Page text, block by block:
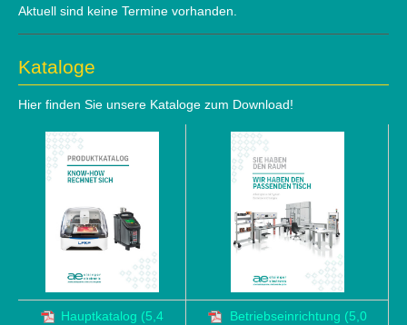
Aktuell sind keine Termine vorhanden.
Kataloge
Hier finden Sie unsere Kataloge zum Download!
Hauptkatalog (5,4
Betriebseinrichtung (5,0